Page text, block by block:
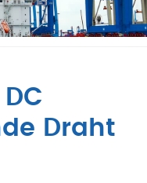
Draht